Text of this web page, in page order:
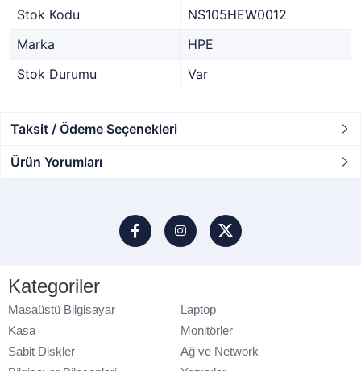
Stok Kodu
NS105HEW0012
Marka
HPE
Stok Durumu
Var
Taksit / Ödeme Seçenekleri
Ürün Yorumları
Kategoriler
Masaüstü Bilgisayar
Laptop
Kasa
Monitörler
Sabit Diskler
Ağ ve Network